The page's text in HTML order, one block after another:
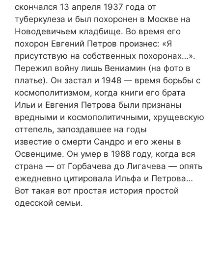
скончался 13 апреля 1937 года от
туберкулеза и был похоронен в Москве на
Новодевичьем кладбище. Во время его
похорон Евгений Петров произнес: «Я
присутствую на собственных похоронах…».
Пережил войну лишь Вениамин (на фото в
платье). Он застал и 1948 — время борьбы с
космополитизмом, когда книги его брата
Ильи и Евгения Петрова были признаны
вредными и космополитичными, хрущевскую
оттепель, запоздавшее на годы
известие о смерти Сандро и его жены в
Освенциме. Он умер в 1988 году, когда вся
страна — от Горбачева до Лигачева — опять
ежедневно цитировала Ильфа и Петрова…
Вот такая вот простая история простой
одесской семьи.